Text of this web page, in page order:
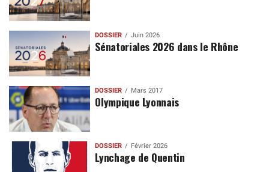
DOSSIER Juin 2026
Sénatoriales 2026 dans le Rhône
DOSSIER Mars 2017
Olympique Lyonnais
DOSSIER Février 2026
Lynchage de Quentin